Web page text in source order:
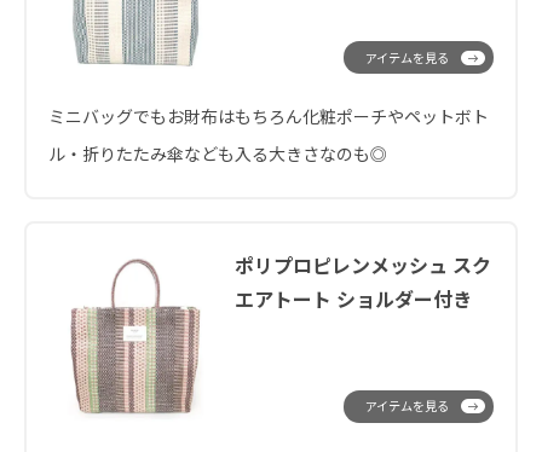
ミニバッグでもお財布はもちろん化粧ポーチやペットボト
ル・折りたたみ傘なども入る大きさなのも◎
アイテムを見る
ポリプロピレンメッシュ スク
エアトート ショルダー付き
アイテムを見る